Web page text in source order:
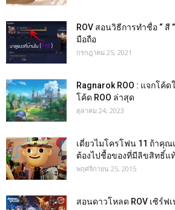
ROV สอนวิธีการทำชื่อ “
มือถือ
กรกฎาคม 25, 2021
Ragnarok ROO : แจกโค้
โค้ด ROO ล่าสุด
ตุลาคม 24, 2023
เดี่ยวไมโครโฟน 11 ถ้าคุ
ต้องไปชื้อของที่มีลิขสิทธิ์แ
พฤศจิกายน 25, 2015
สอนดาวโหลด ROV เซิร์ฟ